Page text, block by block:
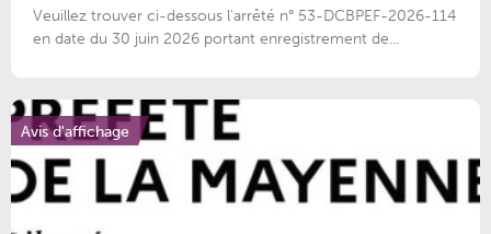
Veuillez trouver ci-dessous l'arrêté n° 53-DCBPEF-2026-114
en date du 30 juin 2026 portant enregistrement de...
Avis d'affichage